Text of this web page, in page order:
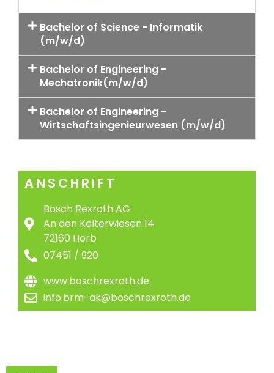
Bachelor of Science - Informatik
(m/w/d)
Bachelor of Engineering -
Mechatronik(m/w/d)
Bachelor of Engineering -
Wirtschaftsingenieurwesen (m/w/d)
ANSCHRIFT
Bosch Rexroth AG
An den Kelterwiesen 14
72160 Horb
07451 / 920
www.boschrexroth.de
info.brm-ak@boschrexroth.de